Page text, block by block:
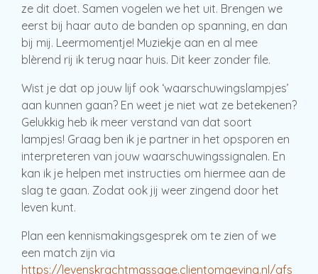
ze dit doet. Samen vogelen we het uit. Brengen we
eerst bij haar auto de banden op spanning, en dan
bij mij. Leermomentje! Muziekje aan en al mee
blèrend rij ik terug naar huis. Dit keer zonder file.
Wist je dat op jouw lijf ook ‘waarschuwingslampjes’
aan kunnen gaan? En weet je niet wat ze betekenen?
Gelukkig heb ik meer verstand van dat soort
lampjes! Graag ben ik je partner in het opsporen en
interpreteren van jouw waarschuwingssignalen. En
kan ik je helpen met instructies om hiermee aan de
slag te gaan. Zodat ook jij weer zingend door het
leven kunt.
Plan een kennismakingsgesprek om te zien of we
een match zijn via
https://levenskrachtmassage.clientomgeving.nl/afs